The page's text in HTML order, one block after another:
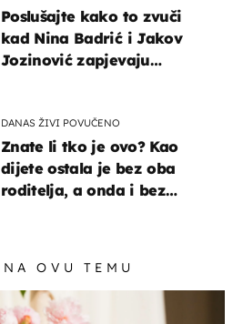
Poslušajte kako to zvuči
kad Nina Badrić i Jakov
Jozinović zapjevaju
DANAS ŽIVI POVUČENO
Znate li tko je ovo? Kao
dijete ostala je bez oba
roditelja, a onda i bez
NA OVU TEMU